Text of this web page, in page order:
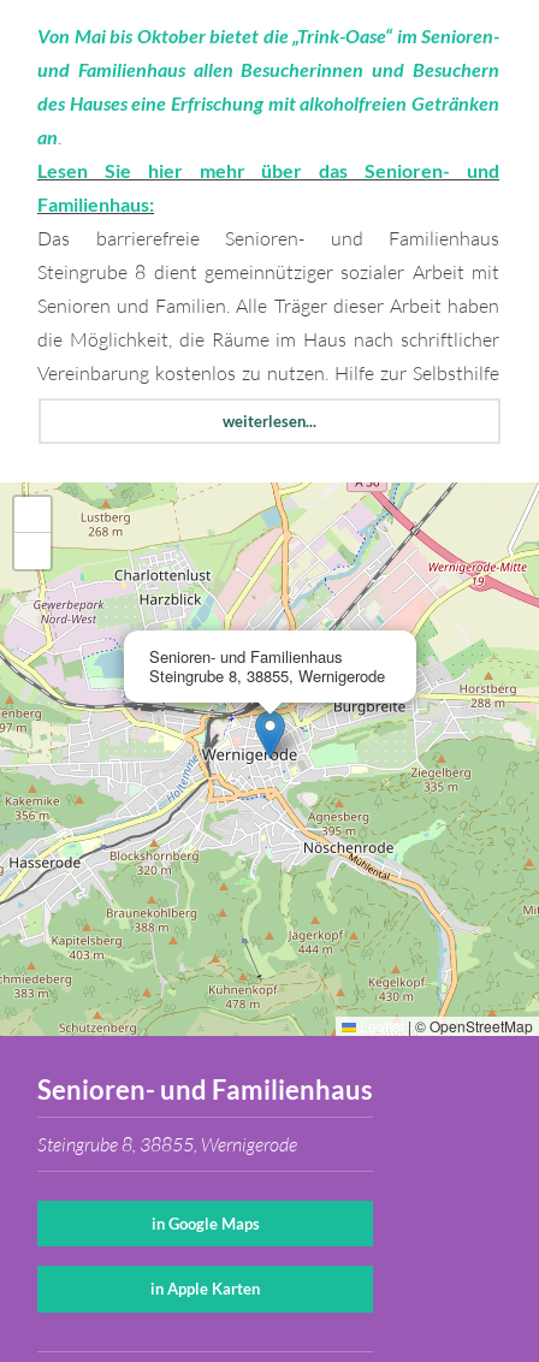
Von Mai bis Oktober bietet die „Trink-Oase“ im Senioren-
und Familienhaus allen Besucherinnen und Besuchern
des Hauses eine Erfrischung mit alkoholfreien Getränken
an
Lesen Sie hier mehr über das Senioren- und
Familienhaus:
Das barrierefreie Senioren- und Familienhaus
Steingrube 8 dient gemeinnütziger sozialer Arbeit mit
Senioren und Familien. Alle Träger dieser Arbeit haben
die Möglichkeit, die Räume im Haus nach schriftlicher
Vereinbarung kostenlos zu nutzen. Hilfe zur Selbsthilfe
ist der Grundtenor der Arbeit.
Offene Angebote stehen allen Wernigeröderinnen und
Selbsthilfe, Geselligkeit, sportliche altersentsprechende
Betätigung, Musizieren, kreatives Arbeiten gehören zum
monatlichen Angebot.
Auch ist das Senioren- und Familienhaus Treffpunkt
vieler Selbsthilfegruppen.
Alle Interessierten sind herzlich zur Teilnahme
eingeladen!
Weitere Veranstaltungen im Senioren- und
Familienhaus
weiterlesen...
Senioren- und Familienhaus
Steingrube 8, 38855, Wernigerode
Leaflet|© OpenStreetMap
Senioren- und Familienhaus
Steingrube 8, 38855, Wernigerode
in Google Maps
in Apple Karten